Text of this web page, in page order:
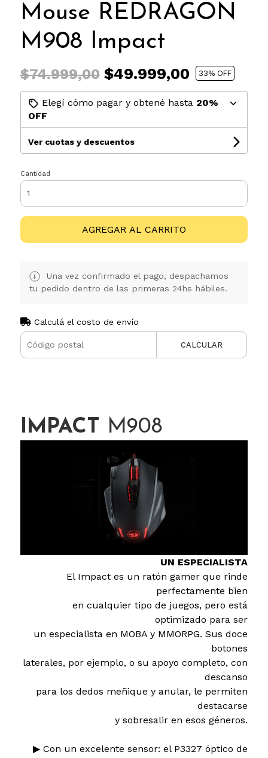
Mouse REDRAGON
M908 Impact
$74.999,00$49.999,00 33% OFF
Elegí cómo pagar y obtené hasta 20%
OFF
Ver cuotas y descuentos
Cantidad
AGREGAR AL CARRITO
Una vez confirmado el pago, despachamos
tu pedido dentro de las primeras 24hs hábiles.
Calculá el costo de envío
CALCULAR
IMPACT M908
UN ESPECIALISTA
El Impact es un ratón gamer que rinde
perfectamente bien
en cualquier tipo de juegos, pero está
optimizado para ser
un especialista en MOBA y MMORPG. Sus doce
botones
laterales, por ejemplo, o su apoyo completo, con
descanso
para los dedos meñique y anular, le permiten
destacarse
y sobresalir en esos géneros.
▶ Con un excelente sensor: el P3327 óptico de